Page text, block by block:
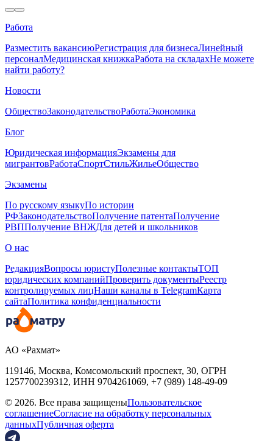
Работа
Разместить вакансиюРегистрация для бизнесаЛинейный
персоналМедицинская книжкаРабота на складахНе можете
найти работу?
Новости
ОбществоЗаконодательствоРаботаЭкономика
Блог
Юридическая информацияЭкзамены для
мигрантовРаботаСпортСтильЖильеОбщество
Экзамены
По русскому языкуПо истории
РФЗаконодательствоПолучение патентаПолучение
РВППолучение ВНЖДля детей и школьников
О нас
РедакцияВопросы юристуПолезные контактыТОП
юридических компанийПроверить документыРеестр
контролируемых лицНаши каналы в TelegramКарта
сайтаПолитика конфиденциальности
АО «Рахмат»
119146, Москва, Комсомольский проспект, 30, ОГРН
1257700239312, ИНН 9704261069, +7 (989) 148-49-09
© 2026. Все права защищеныПользовательское
соглашениеСогласие на обработку персональных
данныхПубличная оферта